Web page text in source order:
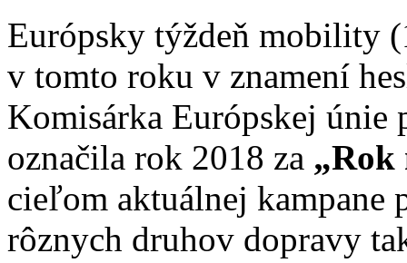
Európsky týždeň mobility
v tomto roku v znamení
Komisárka Európskej únie
označila rok 2018 za
cieľom aktuálnej
rôznych druhov dopravy